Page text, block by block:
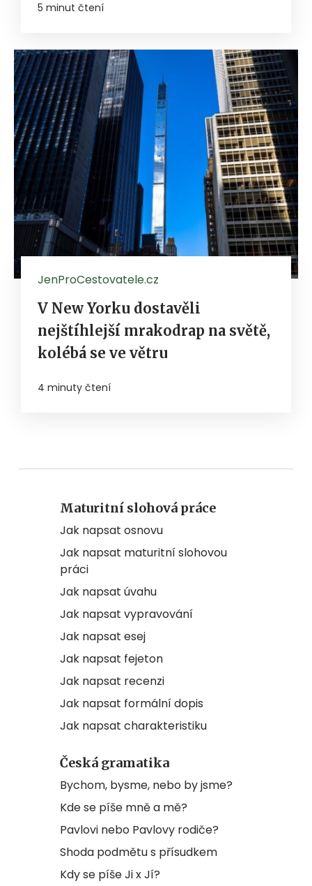
5 minut čtení
JenProCestovatele.cz
V New Yorku dostavěli
nejštíhlejší mrakodrap na světě,
kolébá se ve větru
4 minuty čtení
Maturitní slohová práce
Jak napsat osnovu
Jak napsat maturitní slohovou
práci
Jak napsat úvahu
Jak napsat vypravování
Jak napsat esej
Jak napsat fejeton
Jak napsat recenzi
Jak napsat formální dopis
Jak napsat charakteristiku
Česká gramatika
Bychom, bysme, nebo by jsme?
Kde se píše mně a mě?
Pavlovi nebo Pavlovy rodiče?
Shoda podmětu s přísudkem
Kdy se píše Ji x Jí?